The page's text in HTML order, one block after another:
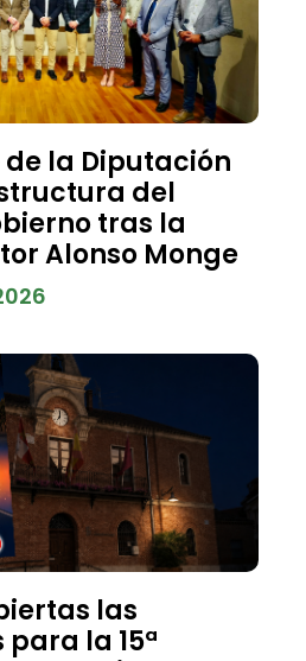
de la Diputación
del
tras la
Alonso Monge
las
la 15ª